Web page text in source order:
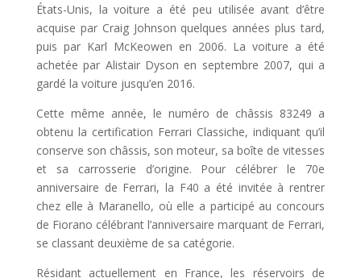
États-Unis, la voiture a été peu utilisée avant d’être
acquise par Craig Johnson quelques années plus tard,
puis par Karl McKeowen en 2006. La voiture a été
achetée par Alistair Dyson en septembre 2007, qui a
gardé la voiture jusqu’en 2016.
Cette même année, le numéro de châssis 83249 a
obtenu la certification Ferrari Classiche, indiquant qu’il
conserve son châssis, son moteur, sa boîte de vitesses
et sa carrosserie d’origine. Pour célébrer le 70e
anniversaire de Ferrari, la F40 a été invitée à rentrer
chez elle à Maranello, où elle a participé au concours
de Fiorano célébrant l’anniversaire marquant de Ferrari,
se classant deuxième de sa catégorie.
Résidant actuellement en France, les réservoirs de